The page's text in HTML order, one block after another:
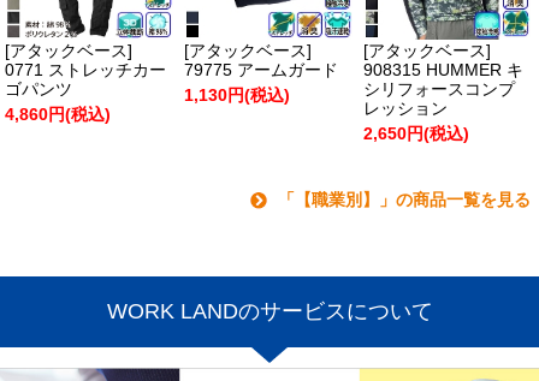
[アタックベース]
0771 ストレッチカー
ゴパンツ
4,860円(税込)
[アタックベース]
79775 アームガード
1,130円(税込)
[アタックベース]
908315 HUMMER キ
シリフォースコンプ
レッション
2,650円(税込)
「【職業別】」の商品一覧を見る
WORK LANDのサービスについて